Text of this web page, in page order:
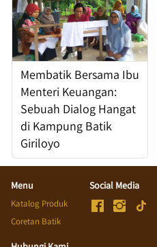
Membatik Bersama Ibu
Menteri Keuangan:
Sebuah Dialog Hangat
di Kampung Batik
Giriloyo
Menu
Katalog Produk
Coretan Batik
Social Media